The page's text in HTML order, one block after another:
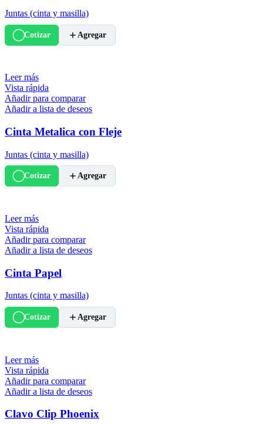
Juntas (cinta y masilla)
Cotizar Agregar
Leer más
Vista rápida
Añadir para comparar
Añadir a lista de deseos
Cinta Metalica con Fleje
Juntas (cinta y masilla)
Cotizar Agregar
Leer más
Vista rápida
Añadir para comparar
Añadir a lista de deseos
Cinta Papel
Juntas (cinta y masilla)
Cotizar Agregar
Leer más
Vista rápida
Añadir para comparar
Añadir a lista de deseos
Clavo Clip Phoenix